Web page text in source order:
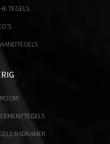
TEGELS
BADKAMER